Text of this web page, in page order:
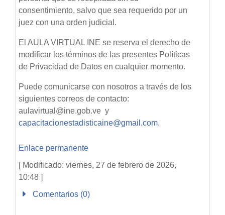
consentimiento, salvo que sea requerido por un
juez con una orden judicial.
El AULA VIRTUAL INE se reserva el derecho de
modificar los términos de las presentes Políticas
de Privacidad de Datos en cualquier momento.
Puede comunicarse con nosotros a través de los
siguientes correos de contacto:
aulavirtual@ine.gob.ve y
capacitacionestadisticaine@gmail.com.
Enlace permanente
[ Modificado: viernes, 27 de febrero de 2026,
10:48 ]
Comentarios (0)